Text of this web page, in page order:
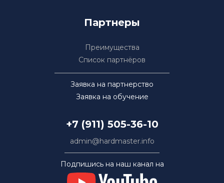
Партнеры
Преимущества
Список партнёров
Заявка на партнерство
Заявка на обучение
+7 (911) 505-36-10
admin@hardmaster.info
Подпишись на наш канал на